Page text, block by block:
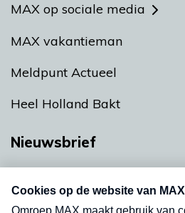
MAX op sociale media
MAX vakantieman
Meldpunt Actueel
Heel Holland Bakt
Nieuwsbrief
nieuwsbrief. Elke vrijdag- en
uw mailbox.